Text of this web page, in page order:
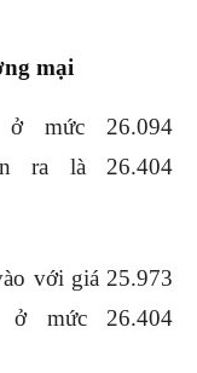
mại
ở mức 26.094
ra là 26.404
với giá 25.973
ở mức 26.404